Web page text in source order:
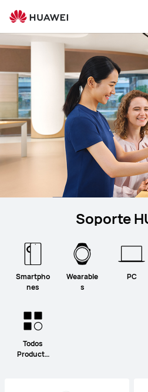
Support
Soporte
Smartpho
nes
Wearable
s
PC
Todos
Producto